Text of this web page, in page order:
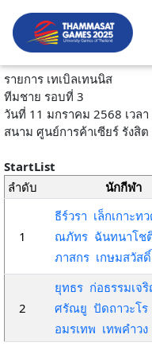
รายการ เทเบิลเทนนิส
ทีมชาย รอบที่ 3
วันที่ 11 มกราคม 2568 เวล
สนาม ศูนย์การค้าเซียร์ รังสิต
StartList
ลำดับ
นักกีฬา
1
ธีร์วรา เล็กเกาะท
ณภัทร ฉันทนาโช
ภาสกร เกษมสวัสดิ์
2
ยุทธร ก่อธรรมเจ
ศรัณยู ปัดถาวะโร
อมรเทพ เทพคำวง